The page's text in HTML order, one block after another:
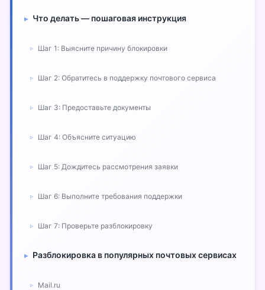
Что делать — пошаговая инструкция
Шаг 1: Выясните причину блокировки
Шаг 2: Обратитесь в поддержку почтового сервиса
Шаг 3: Предоставьте документы
Шаг 4: Объясните ситуацию
Шаг 5: Дождитесь рассмотрения заявки
Шаг 6: Выполните требования поддержки
Шаг 7: Проверьте разблокировку
Разблокировка в популярных почтовых сервисах
Mail.ru